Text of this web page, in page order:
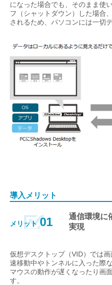
になった場合でも、そのまま使
フ（シャットダウン）した場合
されるため、パソコンには一切
導入メリット
メリット 01
通信環境に
実現
仮想デスクトップ（VID）では
速移動中やトンネルに入った際
マウスの動作が遅くなったり画
す。